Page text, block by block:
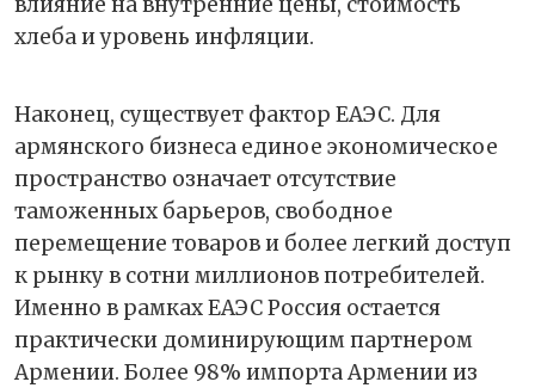
хлеба и уровень инфляции.
Наконец, существует фактор ЕАЭС. Для
армянского бизнеса единое экономическое
пространство означает отсутствие
таможенных барьеров, свободное
перемещение товаров и более легкий доступ
к рынку в сотни миллионов потребителей.
Именно в рамках ЕАЭС Россия остается
практически доминирующим партнером
Армении. Более 98% импорта Армении из